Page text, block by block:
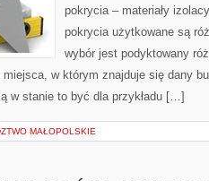
pokrycia – materiały
pokrycia użytkowane są
wybór jest podyktowany
w którym znajduje się dany
w stanie to być dla przykładu […]
MAŁOPOLSKIE